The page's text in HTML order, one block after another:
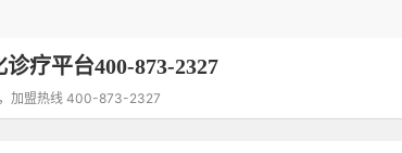
疗平台400-873-2327
加盟热线 400-873-2327